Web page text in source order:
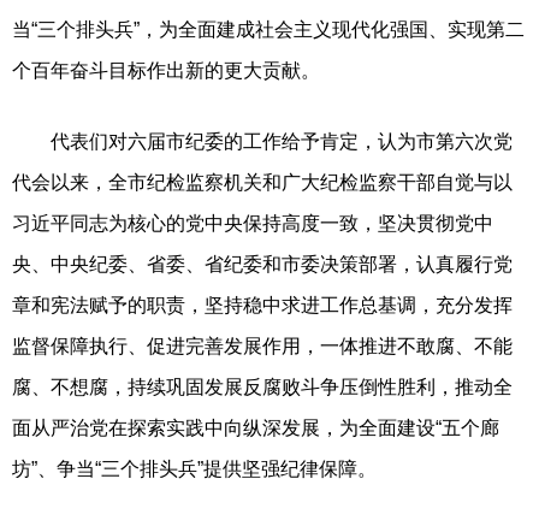
当“三个排头兵”，为全面建成社会主义现代化强国、实现第二
个百年奋斗目标作出新的更大贡献。
代表们对六届市纪委的工作给予肯定，认为市第六次党
代会以来，全市纪检监察机关和广大纪检监察干部自觉与以
习近平同志为核心的党中央保持高度一致，坚决贯彻党中
央、中央纪委、省委、省纪委和市委决策部署，认真履行党
章和宪法赋予的职责，坚持稳中求进工作总基调，充分发挥
监督保障执行、促进完善发展作用，一体推进不敢腐、不能
腐、不想腐，持续巩固发展反腐败斗争压倒性胜利，推动全
面从严治党在探索实践中向纵深发展，为全面建设“五个廊
坊”、争当“三个排头兵”提供坚强纪律保障。